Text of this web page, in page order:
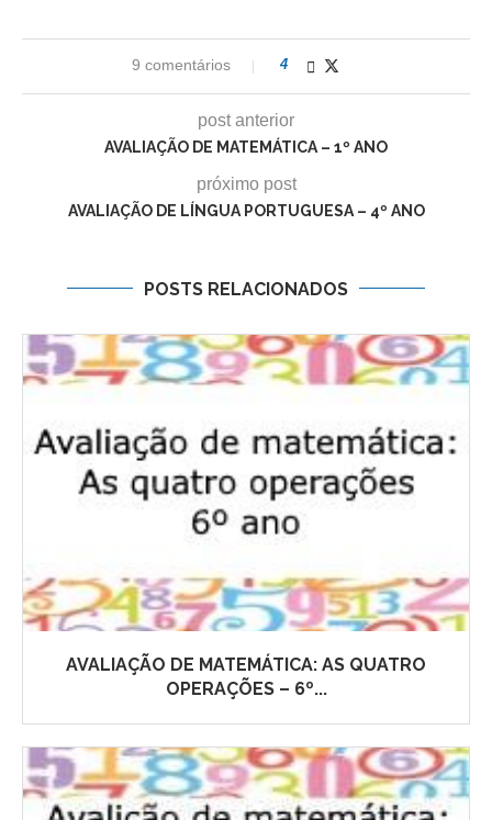
9 comentários 4
post anterior
AVALIAÇÃO DE MATEMÁTICA – 1º ANO
próximo post
AVALIAÇÃO DE LÍNGUA PORTUGUESA – 4º ANO
POSTS RELACIONADOS
AVALIAÇÃO DE MATEMÁTICA: AS QUATRO
OPERAÇÕES – 6º...